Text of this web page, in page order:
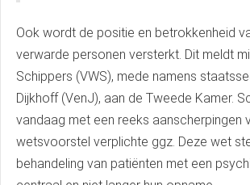
Ook wordt de positie en betrokkenheid
verwarde personen versterkt. Dit meldt
Schippers (VWS), mede namens
Dijkhoff (VenJ), aan de Tweede Kamer.
vandaag met een reeks aanscherpingen
wetsvoorstel verplichte ggz. Deze wet
behandeling van patiënten met een